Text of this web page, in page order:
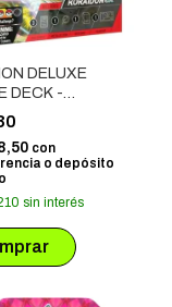
DELUXE
DECK -
EX
con
o depósito
sin interés